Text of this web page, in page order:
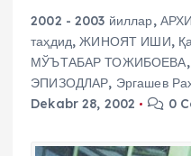
2002 - 2003 йиллар,
таҳдид,ЖИНОЯТ ИШИ,
МЎЪТАБАР ТОЖИБОЕВА,
ЭПИЗОДЛАР, Эргашев
Dekabr 28, 2002
0